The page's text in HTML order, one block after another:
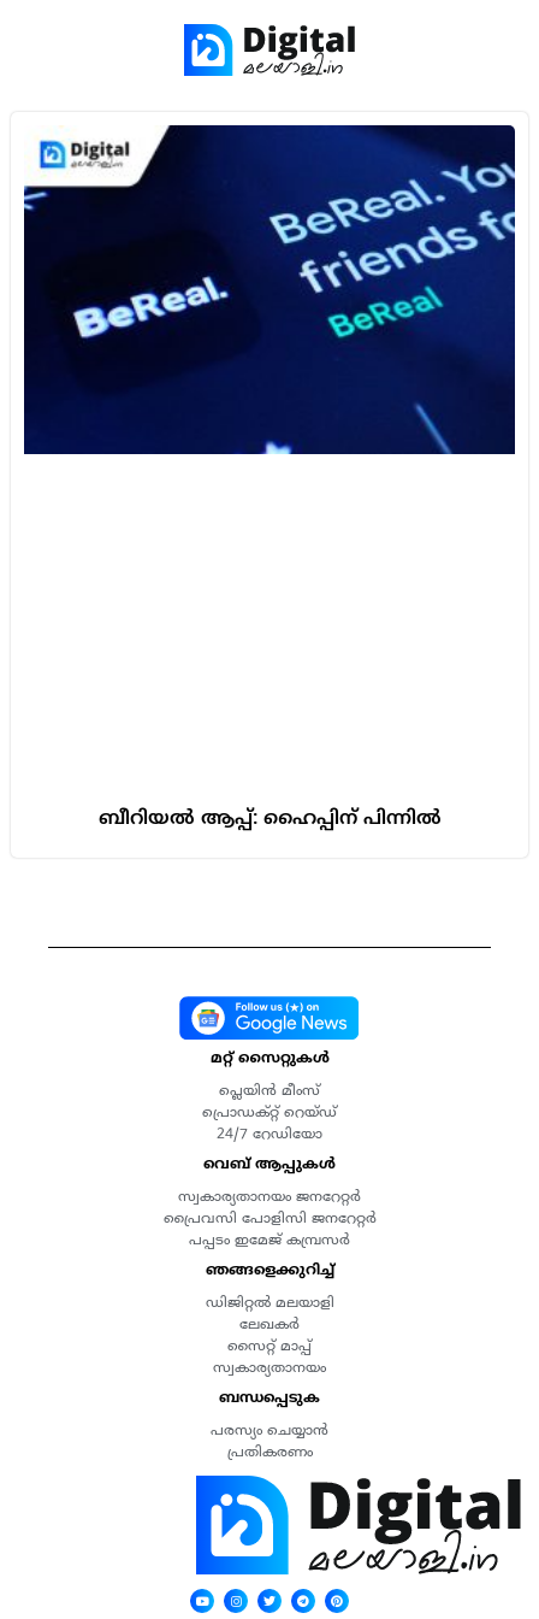
ബീറിയൽ ആപ്പ്: ഹൈപ്പിന് പിന്നിൽ
മറ്റ് സൈറ്റുകൾ
പ്ലെയിൻ മീംസ്
പ്രൊഡക്റ്റ് റെയ്ഡ്
24/7 റേഡിയോ
വെബ് ആപ്പുകൾ
സ്വകാര്യതാനയം ജനറേറ്റർ
പ്രൈവസി പോളിസി ജനറേറ്റർ
പപ്പടം ഇമേജ് കമ്പ്രസർ
ഞങ്ങളെക്കുറിച്ച്
ഡിജിറ്റൽ മലയാളി
ലേഖകർ
സൈറ്റ് മാപ്പ്
സ്വകാര്യതാനയം
ബന്ധപ്പെടുക
പരസ്യം ചെയ്യാൻ
പ്രതികരണം